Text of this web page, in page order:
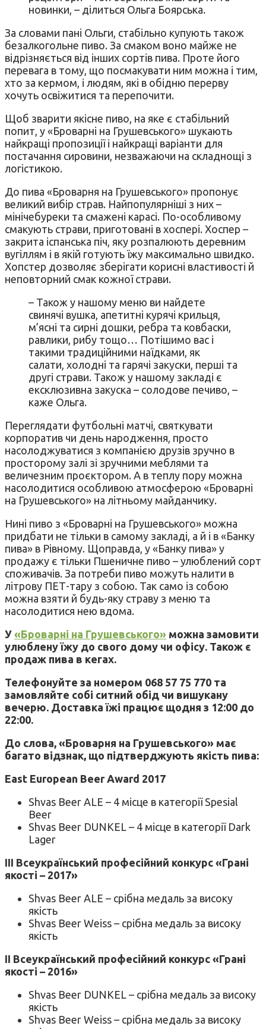
новинки, – ділиться Ольга Боярська.
За словами пані Ольги, стабільно купують також
безалкогольне пиво. За смаком воно майже не
відрізняється від інших сортів пива. Проте його
перевага в тому, що посмакувати ним можна і тим,
хто за кермом, і людям, які в обідню перерву
хочуть освіжитися та перепочити.
Щоб зварити якісне пиво, на яке є стабільний
попит, у «Броварні на Грушевського» шукають
найкращі пропозиції і найкращі варіанти для
постачання сировини, незважаючи на складнощі з
логістикою.
До пива «Броварня на Грушевського» пропонує
великий вибір страв. Найпопулярніші з них –
мінічебуреки та смажені карасі. По-особливому
смакують страви, приготовані в хоспері. Хоспер –
закрита іспанська піч, яку розпалюють деревним
вугіллям і в якій готують їжу максимально швидко.
Хопстер дозволяє зберігати корисні властивості й
неповторний смак кожної страви.
– Також у нашому меню ви найдете
свинячі вушка, апетитні курячі крильця,
м’ясні та сирні дошки, ребра та ковбаски,
равлики, рибу тощо… Потішимо вас і
такими традиційними наїдками, як
салати, холодні та гарячі закуски, перші та
другі страви. Також у нашому закладі є
ексклюзивна закуска – солодове печиво, –
каже Ольга.
Переглядати футбольні матчі, святкувати
корпоратив чи день народження, просто
насолоджуватися з компанією друзів зручно в
просторому залі зі зручними меблями та
величезним проєктором. А в теплу пору можна
насолодитися особливою атмосферою «Броварні
на Грушевського» на літньому майданчику.
Нині пиво з «Броварні на Грушевського» можна
придбати не тільки в самому закладі, а й і в «Банку
пива» в Рівному. Щоправда, у «Банку пива» у
продажу є тільки Пшеничне пиво – улюблений сорт
споживачів. За потреби пиво можуть налити в
літрову ПЕТ-тару з собою. Так само із собою
можна взяти й будь-яку страву з меню та
насолодитися нею вдома.
У «Броварні на Грушевського» можна замовити
улюблену їжу до свого дому чи офісу. Також є
продаж пива в кегах.
Телефонуйте за номером 068 57 75 770 та
замовляйте собі ситний обід чи вишукану
вечерю. Доставка їжі працює щодня з 12:00 до
22:00.
До слова, «Броварня на Грушевського» має
багато відзнак, що підтверджують якість пива:
East European Beer Award 2017
Shvas Beer ALE – 4 місце в категорії Spesial
Beer
Shvas Beer DUNKEL – 4 місце в категорії Dark
Lager
ІІІ Всеукраїнський професійний конкурс «Грані
якості – 2017»
Shvas Beer ALE – срібна медаль за високу
якість
Shvas Beer Weiss – срібна медаль за високу
якість
ІІ Всеукраїнський професійний конкурс «Грані
якості – 2016»
Shvas Beer DUNKEL – срібна медаль за високу
якість
Shvas Beer Weiss – срібна медаль за високу